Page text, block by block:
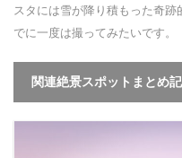
スタには雪が降り積もった奇
でに一度は撮ってみたいです。
関連絶景スポットまとめ